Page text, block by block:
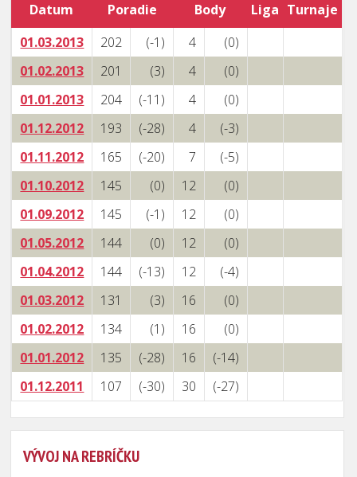
Datum Poradie Body Liga Turnaje
01.03.2013
202 (-1) 4
(0)
01.02.2013
201 (3) 4
(0)
01.01.2013
204 (-11) 4
(0)
01.12.2012
193 (-28) 4
(-3)
01.11.2012
165 (-20) 7
(-5)
01.10.2012
145 (0) 12
(0)
01.09.2012
145 (-1) 12
(0)
01.05.2012
144 (0) 12
(0)
01.04.2012
144 (-13) 12
(-4)
01.03.2012
131 (3) 16
(0)
01.02.2012
134 (1) 16
(0)
01.01.2012
135 (-28) 16
(-14)
01.12.2011
107 (-30) 30 (-27)
VÝVOJ NA REBRÍČKU